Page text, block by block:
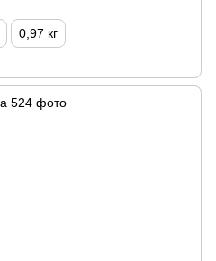
0,97 кг